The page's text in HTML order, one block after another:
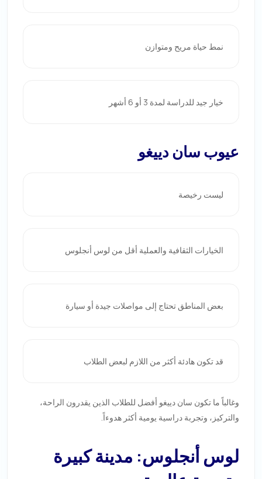
نمط حياة مريح ومتوازن
خيار جيد للدراسة لمدة 3 أو 6 أشهر
عيوب سان دييغو
ليست رخيصة
الخيارات الثقافية والعملية أقل من لوس أنجلوس
بعض المناطق تحتاج إلى مواصلات جيدة أو سيارة
قد تكون هادئة أكثر من اللازم لبعض الطلاب
وغالباً ما تكون سان دييغو أفضل للطلاب الذين يقدرون الراحة،
والتركيز، وتجربة دراسية يومية أكثر هدوءاً.
لوس أنجلوس: مدينة كبيرة